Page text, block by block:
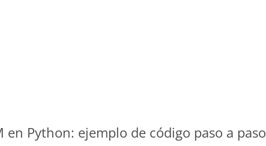
en Python: ejemplo de código paso a paso